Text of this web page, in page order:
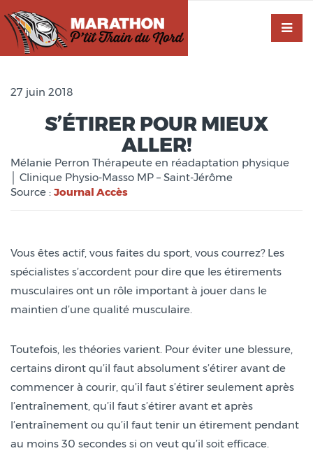
27 juin 2018
S’ÉTIRER POUR MIEUX
ALLER!
Mélanie Perron Thérapeute en réadaptation physique
│ Clinique Physio-Masso MP – Saint-Jérôme
Source : Journal Accès
Vous êtes actif, vous faites du sport, vous courrez? Les
spécialistes s’accordent pour dire que les étirements
musculaires ont un rôle important à jouer dans le
maintien d’une qualité musculaire.
Toutefois, les théories varient. Pour éviter une blessure,
certains diront qu’il faut absolument s’étirer avant de
commencer à courir, qu’il faut s’étirer seulement après
l’entraînement, qu’il faut s’étirer avant et après
l’entraînement ou qu’il faut tenir un étirement pendant
au moins 30 secondes si on veut qu’il soit efficace.